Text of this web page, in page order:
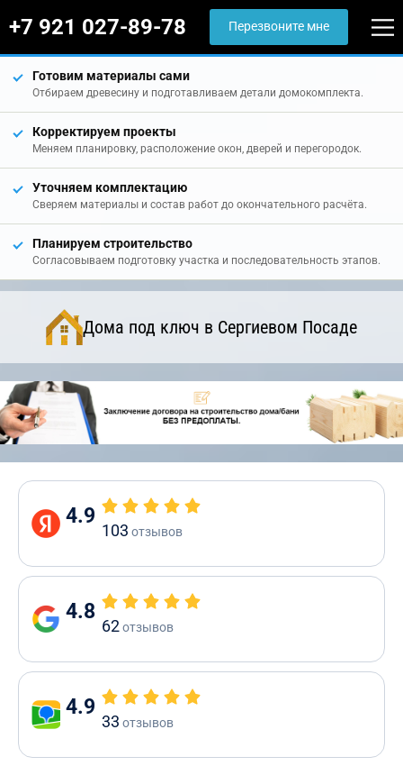
+7 921 027-89-78 Перезвоните мне
Готовим материалы сами
Отбираем древесину и подготавливаем детали домокомплекта.
Корректируем проекты
Меняем планировку, расположение окон, дверей и перегородок.
Уточняем комплектацию
Сверяем материалы и состав работ до окончательного расчёта.
Планируем строительство
Согласовываем подготовку участка и последовательность этапов.
Дома под ключ в Сергиевом Посаде
4.9
103 отзывов
4.8
62отзывов
4.9
33 отзывов